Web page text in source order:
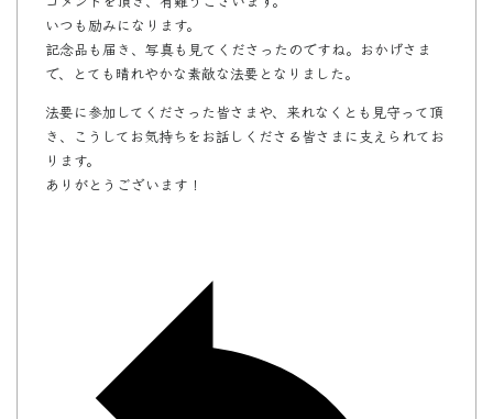
いつも励みになります。
記念品も届き、写真も見てくださったのですね。おかげさま
で、とても晴れやかな素敵な法要となりました。
法要に参加してくださった皆さまや、来れなくとも見守って頂
き、こうしてお気持ちをお話しくださる皆さまに支えられてお
ります。
ありがとうございます！